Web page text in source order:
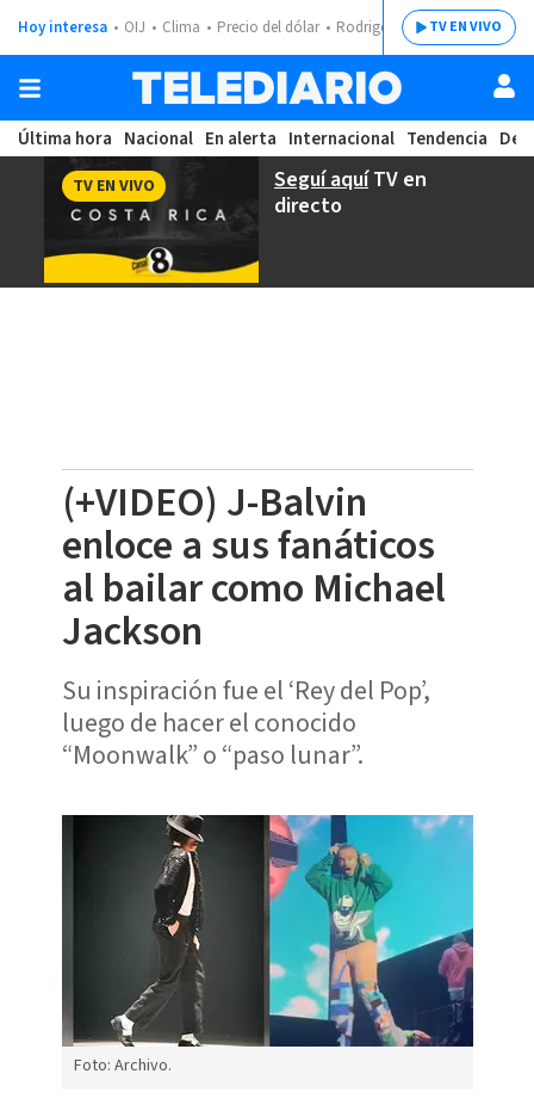
Hoy interesa OIJ Clima Precio del dólar Rodrigo ChavesTV EN VIVO
Última hora Nacional En alerta Internacional Tendencia
Seguí aquíTV en
directo
TV EN VIVO
(+VIDEO) J-Balvin
enloce a sus fanáticos
al bailar como Michael
Jackson
Su inspiración fue el ‘Rey del Pop’,
luego de hacer el conocido
“Moonwalk” o “paso lunar”.
Foto: Archivo.